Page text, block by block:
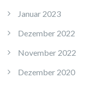
Januar 2023
Dezember 2022
November 2022
Dezember 2020